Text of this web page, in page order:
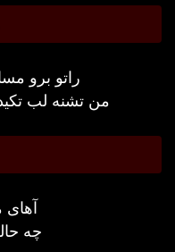
راتو برو
من تشنه لب
آهای
چه